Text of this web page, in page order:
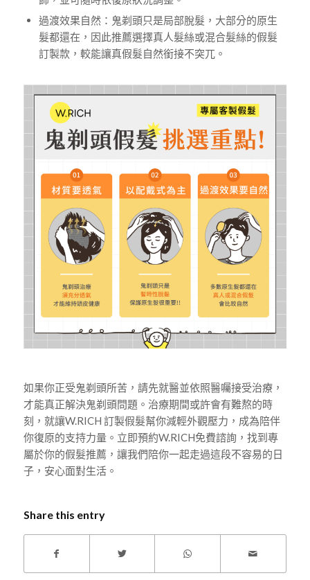
過渡效果自然：鬼剃頭只是局部脫髮，大部分的原生
髮都還在，因此推薦選擇真人髮絲或混合髮絲的假髮
訂製款，較能讓真假髮自然銜接不突兀。
如果你正受鬼剃頭所苦，請先就醫並依照醫囑接受治療，
才能真正解決鬼剃頭問題。治療期間或許會有難熬的時
刻，就讓W.RICH 訂製假髮幫你減輕外觀壓力，成為陪伴
你復原的支持力量。立即預約W.RICH免費諮詢，找到專
屬於你的假髮推薦，讓我們陪你一起走過這段不容易的日
子，安心面對生活。
Share this entry